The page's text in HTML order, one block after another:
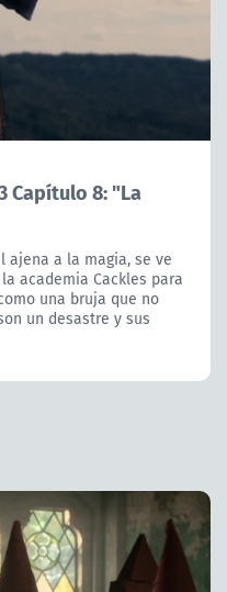
Capítulo 8: "La
ajena a la magia, se ve
academia Cackles para
una bruja que no
un desastre y sus